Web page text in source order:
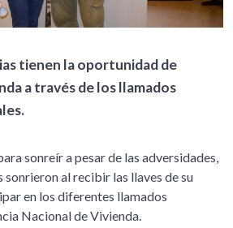
tienen la oportunidad de
a través de los llamados
sonreír a pesar de las adversidades,
sonrieron al recibir las llaves de su
en los diferentes llamados
Nacional de Vivienda.